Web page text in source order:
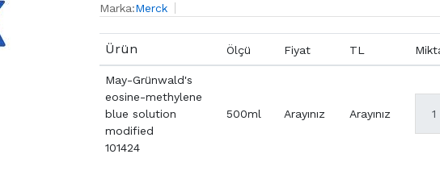
Marka:Merck
Ürün Ölçü Fiyat TL
May-Grünwald's
eosine-methylene
blue solution
modified
101424
500ml Arayınız Arayınız